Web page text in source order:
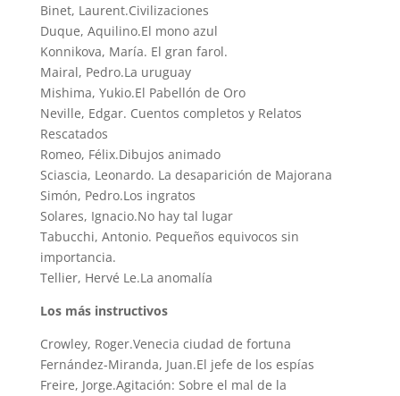
Binet, Laurent.Civilizaciones
Duque, Aquilino.El mono azul
Konnikova, María. El gran farol.
Mairal, Pedro.La uruguay
Mishima, Yukio.El Pabellón de Oro
Neville, Edgar. Cuentos completos y Relatos
Rescatados
Romeo, Félix.Dibujos animado
Sciascia, Leonardo. La desaparición de Majorana
Simón, Pedro.Los ingratos
Solares, Ignacio.No hay tal lugar
Tabucchi, Antonio. Pequeños equivocos sin
importancia.
Tellier, Hervé Le.La anomalía
Los más instructivos
Crowley, Roger.Venecia ciudad de fortuna
Fernández-Miranda, Juan.El jefe de los espías
Freire, Jorge.Agitación: Sobre el mal de la